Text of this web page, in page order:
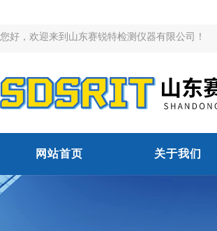
您好，欢迎来到山东赛锐特检测仪器有限公司！
网站首页 关于我们